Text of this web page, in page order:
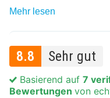
Mehr lesen
8.8 Sehr gut
Basierend auf 7
Bewertungen von